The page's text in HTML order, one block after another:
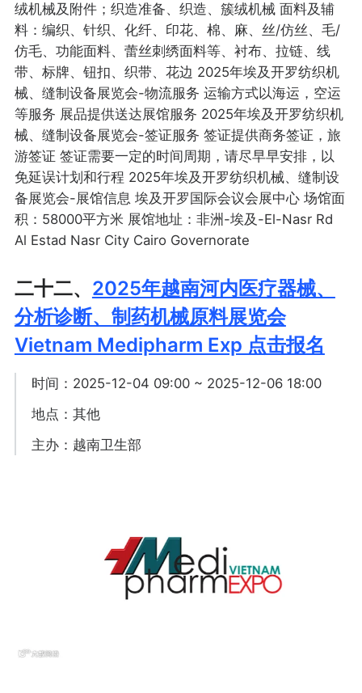
绒机械及附件；织造准备、织造、簇绒机械 面料及辅
料：编织、针织、化纤、印花、棉、麻、丝/仿丝、毛/
仿毛、功能面料、蕾丝刺绣面料等、衬布、拉链、线
带、标牌、钮扣、织带、花边 2025年埃及开罗纺织机
械、缝制设备展览会-物流服务 运输方式以海运，空运
等服务 展品提供送达展馆服务 2025年埃及开罗纺织机
械、缝制设备展览会-签证服务 签证提供商务签证，旅
游签证 签证需要一定的时间周期，请尽早早安排，以
免延误计划和行程 2025年埃及开罗纺织机械、缝制设
备展览会-展馆信息 埃及开罗国际会议会展中心 场馆面
积：58000平方米 展馆地址：非洲-埃及-El-Nasr Rd
Al Estad Nasr City Cairo Governorate
二十二、 2025年越南河内医疗器械、
分析诊断、制药机械原料展览会
Vietnam Medipharm Exp 点击报名
时间：2025-12-04 09:00 ~ 2025-12-06 18:00
地点：其他
主办：越南卫生部